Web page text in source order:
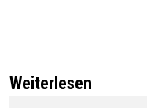
Weiterlesen